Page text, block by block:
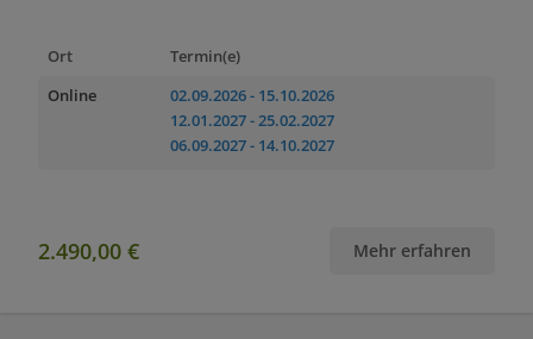
Ort
Termin(e)
Online
02.09.2026- 15.10.2026
12.01.2027- 25.02.2027
06.09.2027- 14.10.2027
2.490,00 € Mehr erfahren